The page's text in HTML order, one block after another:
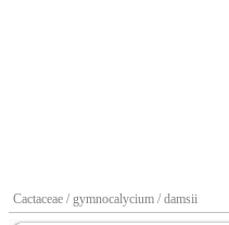
Cactaceae / gymnocalycium / damsii